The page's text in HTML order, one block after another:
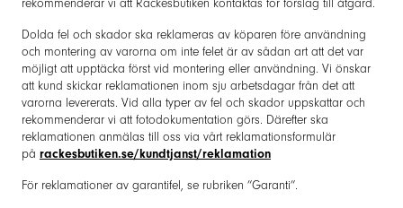
rekommenderar vi att Räckesbutiken kontaktas för förslag till åtgärd.
Dolda fel och skador ska reklameras av köparen före användning
och montering av varorna om inte felet är av sådan art att det var
möjligt att upptäcka först vid montering eller användning. Vi önskar
att kund skickar reklamationen inom sju arbetsdagar från det att
varorna levererats. Vid alla typer av fel och skador uppskattar och
rekommenderar vi att fotodokumentation görs. Därefter ska
reklamationen anmälas till oss via vårt reklamationsformulär
på rackesbutiken.se/kundtjanst/reklamation
För reklamationer av garantifel, se rubriken ”Garanti”.